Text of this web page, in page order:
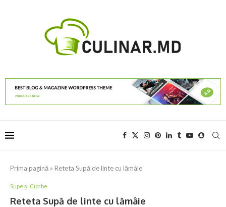
Prima pagină » Reteta Supă de linte cu lămâie
Supe și Ciorbe
Reteta Supă de linte cu lămâie